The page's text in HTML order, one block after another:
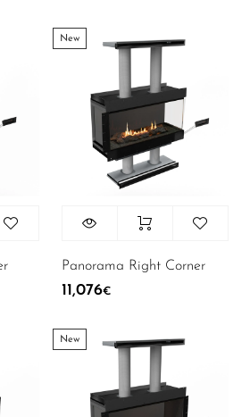
New
Panorama Right Corner
11,076€
New